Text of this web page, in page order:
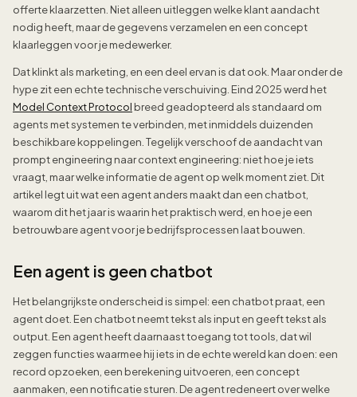
offerte klaarzetten. Niet alleen uitleggen welke klant aandacht
nodig heeft, maar de gegevens verzamelen en een concept
klaarleggen voor je medewerker.
Dat klinkt als marketing, en een deel ervan is dat ook. Maar onder de
hype zit een echte technische verschuiving. Eind 2025 werd het
Model Context Protocol breed geadopteerd als standaard om
agents met systemen te verbinden, met inmiddels duizenden
beschikbare koppelingen. Tegelijk verschoof de aandacht van
prompt engineering naar context engineering: niet hoe je iets
vraagt, maar welke informatie de agent op welk moment ziet. Dit
artikel legt uit wat een agent anders maakt dan een chatbot,
waarom dit het jaar is waarin het praktisch werd, en hoe je een
betrouwbare agent voor je bedrijfsprocessen laat bouwen.
Een agent is geen chatbot
Het belangrijkste onderscheid is simpel: een chatbot praat, een
agent doet. Een chatbot neemt tekst als input en geeft tekst als
output. Een agent heeft daarnaast toegang tot tools, dat wil
zeggen functies waarmee hij iets in de echte wereld kan doen: een
record opzoeken, een berekening uitvoeren, een concept
aanmaken, een notificatie sturen. De agent redeneert over welke